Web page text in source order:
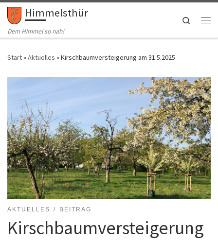
Zum Inhalt springen
Himmelsthür
Dem Himmel so nah!
Search
Start»Aktuelles »Kirschbaumversteigerung am 31.5.2025
AKTUELLES BEITRAG
Kirschbaumversteigerung